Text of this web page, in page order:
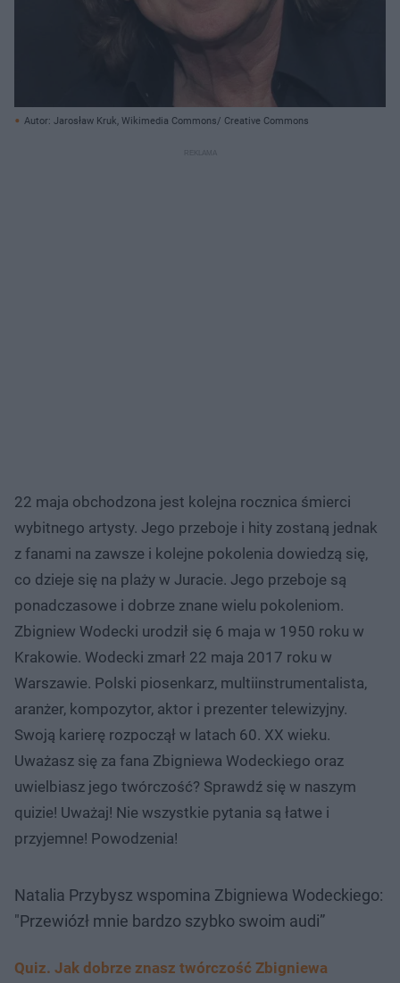
Autor: Jarosław Kruk, Wikimedia Commons/ Creative Commons
22 maja obchodzona jest kolejna rocznica śmierci
wybitnego artysty. Jego przeboje i hity zostaną jednak
z fanami na zawsze i kolejne pokolenia dowiedzą się,
co dzieje się na plaży w Juracie. Jego przeboje są
ponadczasowe i dobrze znane wielu pokoleniom.
Zbigniew Wodecki urodził się 6 maja w 1950 roku w
Krakowie. Wodecki zmarł 22 maja 2017 roku w
Warszawie. Polski piosenkarz, multiinstrumentalista,
aranżer, kompozytor, aktor i prezenter telewizyjny.
Swoją karierę rozpoczął w latach 60. XX wieku.
Uważasz się za fana Zbigniewa Wodeckiego oraz
uwielbiasz jego twórczość? Sprawdź się w naszym
quizie! Uważaj! Nie wszystkie pytania są łatwe i
przyjemne! Powodzenia!
Natalia Przybysz wspomina Zbigniewa Wodeckiego:
"Przewiózł mnie bardzo szybko swoim audi”
Quiz. Jak dobrze znasz twórczość Zbigniewa